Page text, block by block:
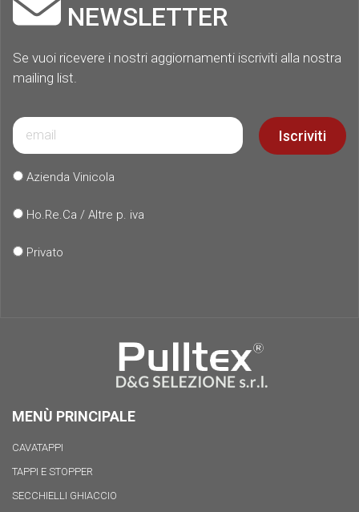
NEWSLETTER
Se vuoi ricevere i nostri aggiornamenti iscriviti alla nostra
mailing list.
Iscriviti
Azienda Vinicola
Ho.Re.Ca / Altre p. iva
Privato
MENÙ PRINCIPALE
CAVATAPPI
TAPPI E STOPPER
SECCHIELLI GHIACCIO